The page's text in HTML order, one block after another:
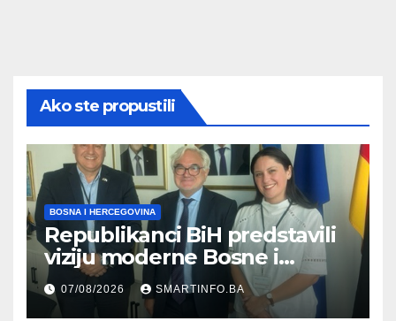
Ako ste propustili
BOSNA I HERCEGOVINA
Republikanci BiH predstavili
viziju moderne Bosne i
Hercegovine ambasadoru
Njemačke
07/08/2026 SMARTINFO.BA